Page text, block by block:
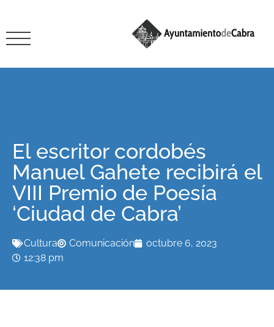
El escritor cordobés
Manuel Gahete recibirá el
VIII Premio de Poesía
‘Ciudad de Cabra’
Cultura Comunicación
octubre 6, 2023
12:38 pm